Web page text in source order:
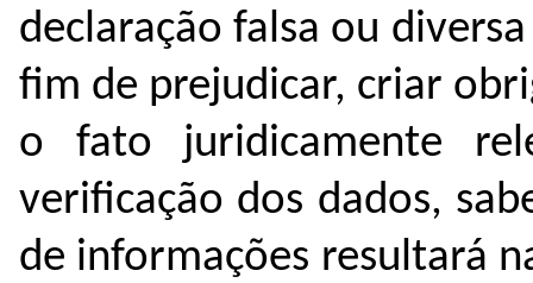
declaração falsa ou
fim de prejudicar, criar
o fato juridicamente
verificação dos dados,
de informações resultará